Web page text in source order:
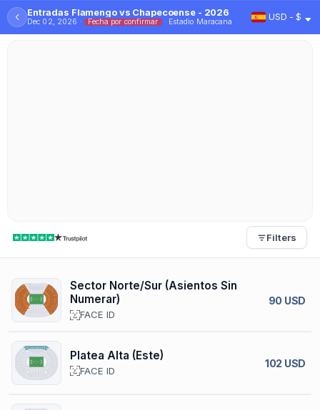
‹ Entradas Flamengo vs Chapecoense - 2026
Dec 02, 2026 · Fecha por confirmar · Estadio Maracana USD - $
Filters
Sector Norte/Sur (Asientos Sin
Numerar)
FACE ID
90 USD
Platea Alta (Este)
FACE ID
102 USD